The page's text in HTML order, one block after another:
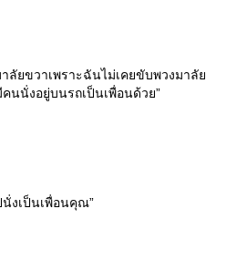
ลัยขวาเพราะฉันไม่เคยขับพวงมาลัย
นนั่งอยู่บนรถเป็นเพื่อนด้วย”
นั่งเป็นเพื่อนคุณ”